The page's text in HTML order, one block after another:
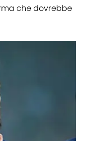
che dovrebbe